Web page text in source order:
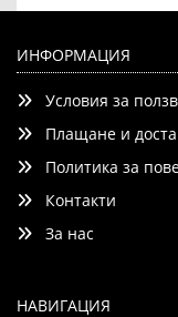
15kg, Pivot
adjustable up to
ИНФОРМАЦИЯ
Условия за
Плащане и
Политика за
Контакти
За нас
НАВИГАЦИЯ